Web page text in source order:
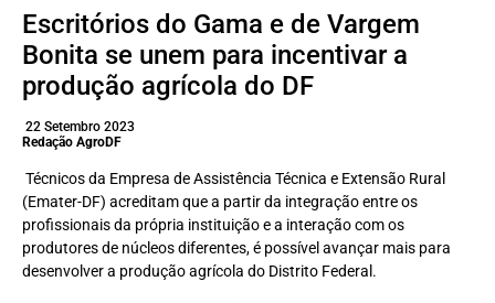
Escritórios do Gama e de Vargem
Bonita se unem para incentivar a
produção agrícola do DF
22 Setembro 2023
Redação AgroDF
Técnicos da Empresa de Assistência Técnica e Extensão Rural
(Emater-DF) acreditam que a partir da integração entre os
profissionais da própria instituição e a interação com os
produtores de núcleos diferentes, é possível avançar mais para
desenvolver a produção agrícola do Distrito Federal.